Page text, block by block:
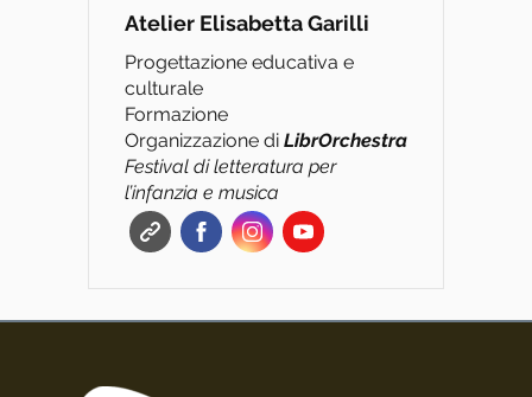
Atelier Elisabetta Garilli
Progettazione educativa e
culturale
Formazione
Organizzazione di LibrOrchestra
Festival di letteratura per
l’infanzia e musica